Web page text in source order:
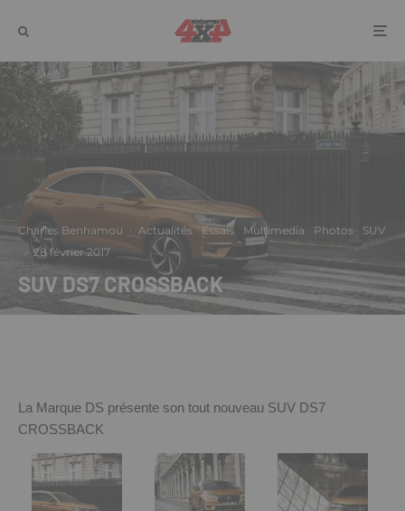
Charles Benhamou · Actualités Essais Multimedia Photos
SUV
· 28 février 2017
SUV DS7 CROSSBACK
La Marque DS présente son tout nouveau SUV DS7
CROSSBACK